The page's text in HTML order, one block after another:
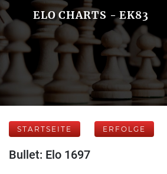
ELO CHARTS - EK83
STARTSEITE ERFOLGE
Bullet: Elo 1697